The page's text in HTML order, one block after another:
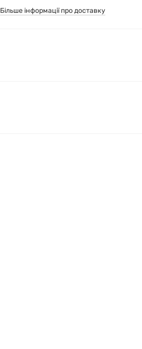
Більше інформації про доставку